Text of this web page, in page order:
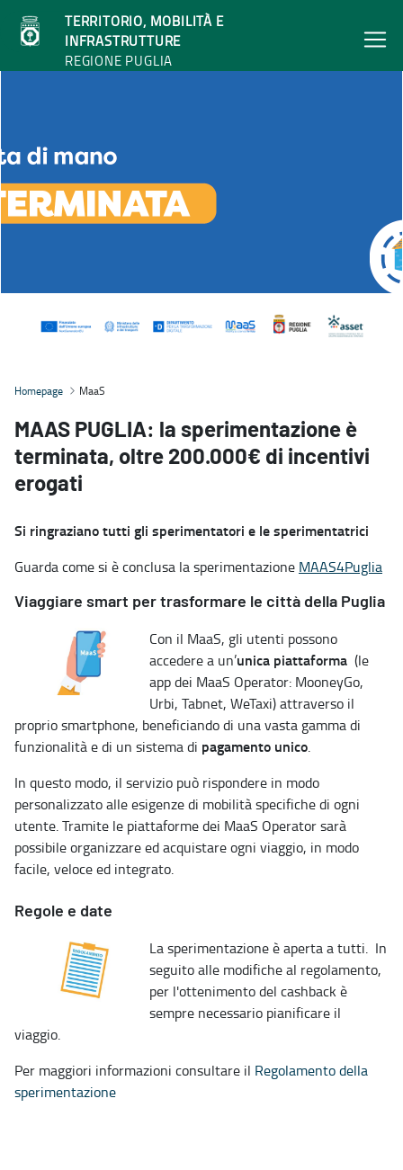
TERRITORIO, MOBILITÀ E
INFRASTRUTTURE
REGIONE PUGLIA
Homepage MaaS
MAAS PUGLIA: la sperimentazione è
terminata, oltre 200.000€ di incentivi
erogati
Si ringraziano tutti gli sperimentatori e le sperimentatrici
Guarda come si è conclusa la sperimentazione MAAS4Puglia
Viaggiare smart per trasformare le città della Puglia
Con il MaaS, gli utenti possono
accedere a un’unica piattaforma (le
app dei MaaS Operator: MooneyGo,
Urbi, Tabnet, WeTaxi) attraverso il
proprio smartphone, beneficiando di una vasta gamma di
funzionalità e di un sistema di pagamento unico.
In questo modo, il servizio può rispondere in modo
personalizzato alle esigenze di mobilità specifiche di ogni
utente. Tramite le piattaforme dei MaaS Operator sarà
possibile organizzare ed acquistare ogni viaggio, in modo
facile, veloce ed integrato.
Regole e date
La sperimentazione è aperta a tutti. In
seguito alle modifiche al regolamento,
per l'ottenimento del cashback è
sempre necessario pianificare il
viaggio.
Per maggiori informazioni consultare il Regolamento della
sperimentazione